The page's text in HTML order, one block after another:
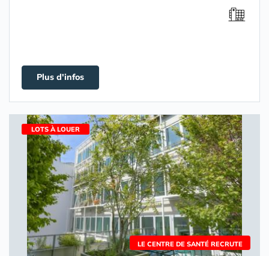
Plus d'infos
LE CENTRE DE SANTÉ RECRUTE
LOTS À LOUER